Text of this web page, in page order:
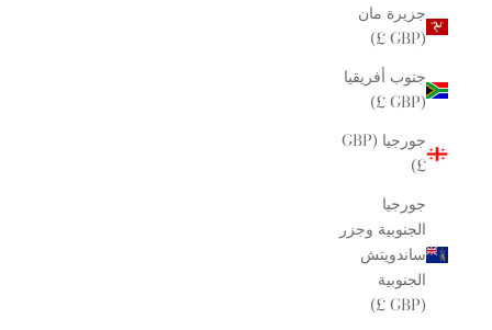
جزيرة مان
(GBP £)
جنوب أفريقيا
(GBP £)
جورجيا (GBP
£)
جورجيا
الجنوبية وجزر
ساندويتش
الجنوبية
(GBP £)